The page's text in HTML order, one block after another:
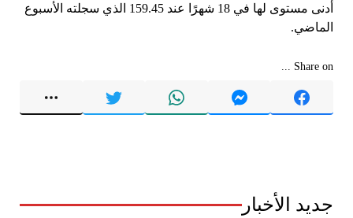
أدنى مستوى لها في 18 شهرًا عند 159.45 الذي سجلته الأسبوع
الماضي.
Share on ...
جديد الأخبار